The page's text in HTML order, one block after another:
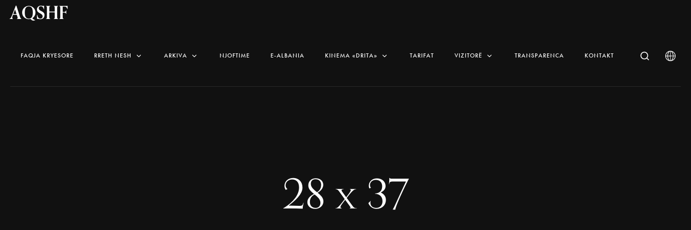
AQSHF
FAQJA KRYESORE RRETH NESH ARKIVA NJOFTIME E-ALBANIA KINEMA «DRITA» TARIFAT VIZITORË TRANSPARENCA KONTAKT
28 x 37